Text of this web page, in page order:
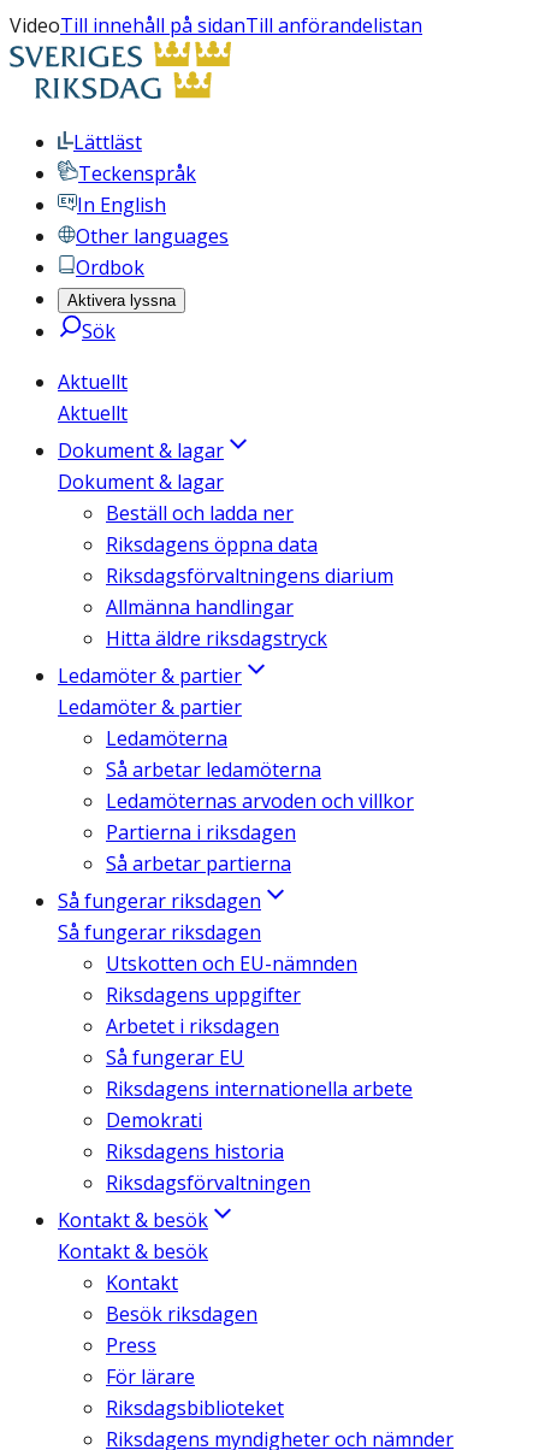
VideoTill innehåll på sidanTill anförandelistan
Lättläst
Teckenspråk
In English
Other languages
Ordbok
Aktivera lyssna
Sök
Aktuellt
Aktuellt
Dokument & lagar
Dokument & lagar
Beställ och ladda ner
Riksdagens öppna data
Riksdagsförvaltningens diarium
Allmänna handlingar
Hitta äldre riksdagstryck
Ledamöter & partier
Ledamöter & partier
Ledamöterna
Så arbetar ledamöterna
Ledamöternas arvoden och villkor
Partierna i riksdagen
Så arbetar partierna
Så fungerar riksdagen
Så fungerar riksdagen
Utskotten och EU-nämnden
Riksdagens uppgifter
Arbetet i riksdagen
Så fungerar EU
Riksdagens internationella arbete
Demokrati
Riksdagens historia
Riksdagsförvaltningen
Kontakt & besök
Kontakt & besök
Kontakt
Besök riksdagen
Press
För lärare
Riksdagsbiblioteket
Riksdagens myndigheter och nämnder